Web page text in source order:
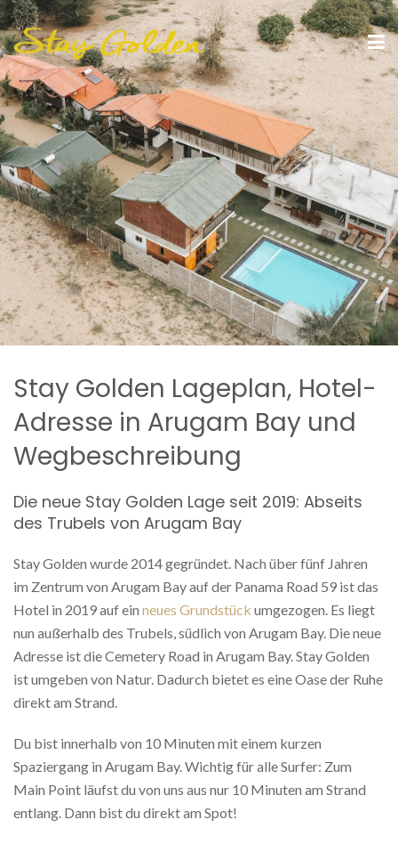
Stay Golden Lageplan, Hotel-
Adresse in Arugam Bay und
Wegbeschreibung
Die neue Stay Golden Lage seit 2019: Abseits
des Trubels von Arugam Bay
Stay Golden wurde 2014 gegründet. Nach über fünf Jahren
im Zentrum von Arugam Bay auf der Panama Road 59 ist das
Hotel in 2019 auf ein neues Grundstück umgezogen. Es liegt
nun außerhalb des Trubels, südlich von Arugam Bay. Die neue
Adresse ist die Cemetery Road in Arugam Bay. Stay Golden
ist umgeben von Natur. Dadurch bietet es eine Oase der Ruhe
direkt am Strand.
Du bist innerhalb von 10 Minuten mit einem kurzen
Spaziergang in Arugam Bay. Wichtig für alle Surfer: Zum
Main Point läufst du von uns aus nur 10 Minuten am Strand
entlang. Dann bist du direkt am Spot!